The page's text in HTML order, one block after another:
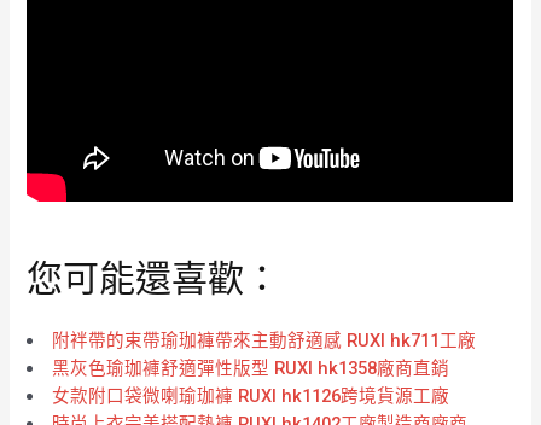
您可能還喜歡：
附袢帶的束帶瑜珈褲帶來主動舒適感 RUXI hk711工廠
黑灰色瑜珈褲舒適彈性版型 RUXI hk1358廠商直銷
女款附口袋微喇瑜珈褲 RUXI hk1126跨境貨源工廠